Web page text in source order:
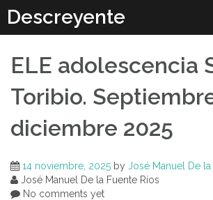
content
Descreyente
ELE adolescencia
Toribio.
diciembre 2025
14 noviembre, 2025 by José Manuel De
José Manuel De la Fuente Ríos
No comments yet